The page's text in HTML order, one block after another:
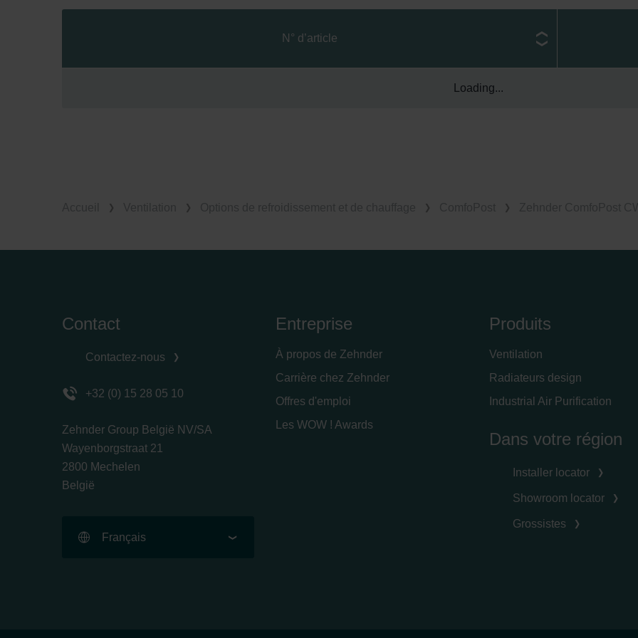
Zehnder Group Italia S.r.l.: Privacy
N° d’article
Loading...
Contact
Contactez-nous
+32 (0) 15 28 05 10
Zehnder Group België NV/SA
Wayenborgstraat 21
2800 Mechelen
België
Français
Entreprise
À propos de Zehnder
Carrière chez Zehnder
Offres d'emploi
Les WOW ! Awards
Produits
Ventilation
Radiateurs design
Industrial Air Purification
Dans votre région
Installer locator
Showroom locator
Grossistes